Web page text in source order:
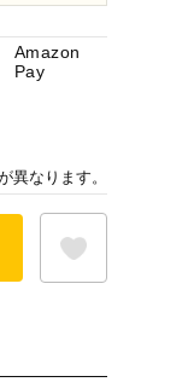
Amazon
Pay
異なります。